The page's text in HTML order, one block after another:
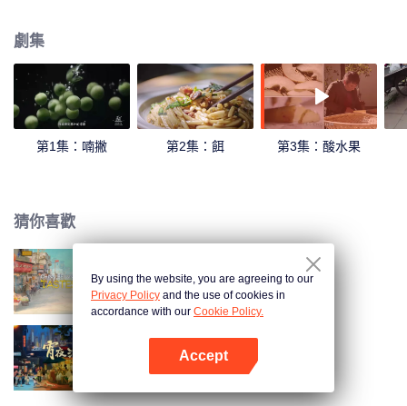
劇集
第1集：喃撇 第2集：餌 第3集：酸水果
猜你喜歡
我的美食嚮導
宵夜江湖 第2季
By using the website, you are agreeing to our
Privacy Policy and the use of cookies in
accordance with our Cookie Policy.
Accept